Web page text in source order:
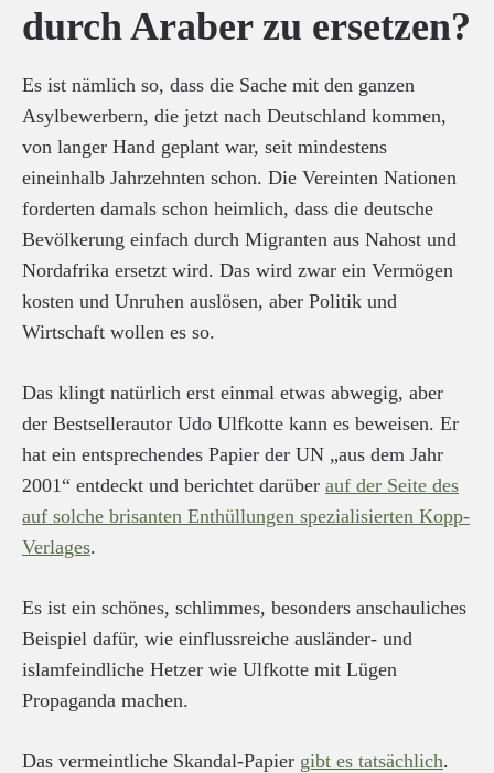
durch Araber zu ersetzen?
Es ist nämlich so, dass die Sache mit den ganzen
Asylbewerbern, die jetzt nach Deutschland kommen,
von langer Hand geplant war, seit mindestens
eineinhalb Jahrzehnten schon. Die Vereinten Nationen
forderten damals schon heimlich, dass die deutsche
Bevölkerung einfach durch Migranten aus Nahost und
Nordafrika ersetzt wird. Das wird zwar ein Vermögen
kosten und Unruhen auslösen, aber Politik und
Wirtschaft wollen es so.
Das klingt natürlich erst einmal etwas abwegig, aber
der Bestsellerautor Udo Ulfkotte kann es beweisen. Er
hat ein entsprechendes Papier der UN „aus dem Jahr
2001“ entdeckt und berichtet darüber auf der Seite des
auf solche brisanten Enthüllungen spezialisierten Kopp-
Verlages.
Es ist ein schönes, schlimmes, besonders anschauliches
Beispiel dafür, wie einflussreiche ausländer- und
islamfeindliche Hetzer wie Ulfkotte mit Lügen
Propaganda machen.
Das vermeintliche Skandal-Papier gibt es tatsächlich.